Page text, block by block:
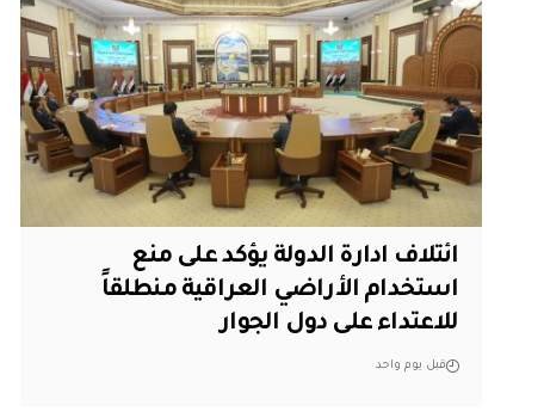
ائتلاف ادارة الدولة يؤكد على منع
استخدام الأراضي العراقية منطلقاً
للاعتداء على دول الجوار
قبل يوم واحد